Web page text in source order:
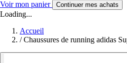
Voir mon panier Continuer mes achats
Loading...
Accueil
/ Chaussures de running adidas